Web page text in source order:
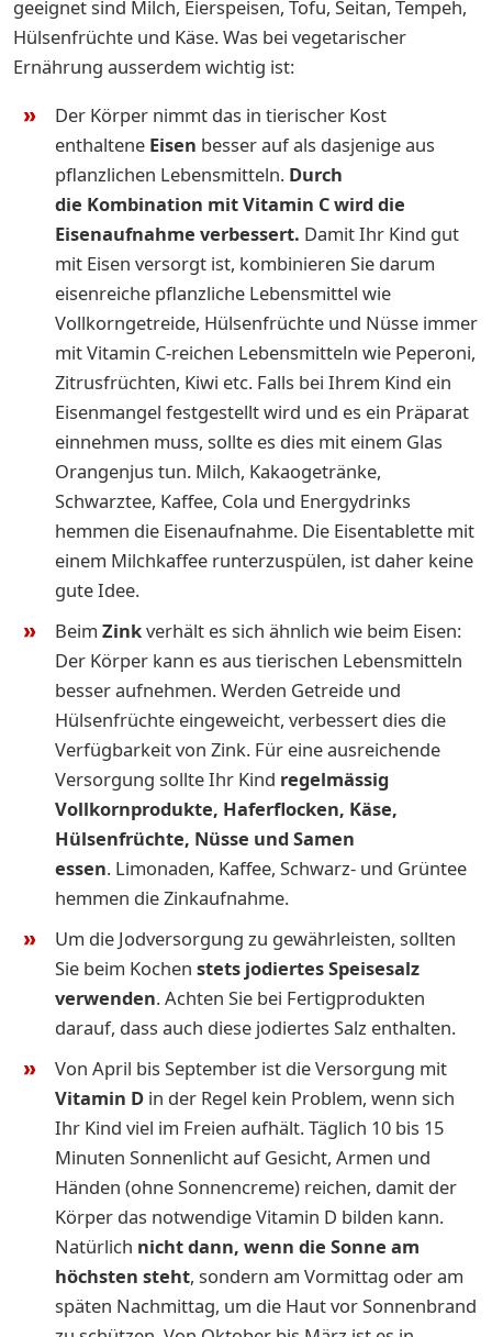
geeignet sind Milch, Eierspeisen, Tofu, Seitan, Tempeh,
Hülsenfrüchte und Käse. Was bei vegetarischer
Ernährung ausserdem wichtig ist:
Der Körper nimmt das in tierischer Kost
enthaltene Eisen besser auf als dasjenige aus
pflanzlichen Lebensmitteln. Durch
die Kombination mit Vitamin C wird die
Eisenaufnahme verbessert. Damit Ihr Kind gut
mit Eisen versorgt ist, kombinieren Sie darum
eisenreiche pflanzliche Lebensmittel wie
Vollkorngetreide, Hülsenfrüchte und Nüsse immer
mit Vitamin C-reichen Lebensmitteln wie Peperoni,
Zitrusfrüchten, Kiwi etc. Falls bei Ihrem Kind ein
Eisenmangel festgestellt wird und es ein Präparat
einnehmen muss, sollte es dies mit einem Glas
Orangenjus tun. Milch, Kakaogetränke,
Schwarztee, Kaffee, Cola und Energydrinks
hemmen die Eisenaufnahme. Die Eisentablette mit
einem Milchkaffee runterzuspülen, ist daher keine
gute Idee.
Beim Zinkverhält es sich ähnlich wie beim Eisen:
Der Körper kann es aus tierischen Lebensmitteln
besser aufnehmen. Werden Getreide und
Hülsenfrüchte eingeweicht, verbessert dies die
Verfügbarkeit von Zink. Für eine ausreichende
Versorgung sollte Ihr Kind regelmässig
Vollkornprodukte, Haferflocken, Käse,
Hülsenfrüchte, Nüsse und Samen
essen. Limonaden, Kaffee, Schwarz- und Grüntee
hemmen die Zinkaufnahme.
Um die Jodversorgung zu gewährleisten, sollten
Sie beim Kochen stets jodiertes Speisesalz
verwenden. Achten Sie bei Fertigprodukten
darauf, dass auch diese jodiertes Salz enthalten.
Von April bis September ist die Versorgung mit
Vitamin D in der Regel kein Problem, wenn sich
Ihr Kind viel im Freien aufhält. Täglich 10 bis 15
Minuten Sonnenlicht auf Gesicht, Armen und
Händen (ohne Sonnencreme) reichen, damit der
Körper das notwendige Vitamin D bilden kann.
Natürlich nicht dann, wenn die Sonne am
höchsten steht, sondern am Vormittag oder am
späten Nachmittag, um die Haut vor Sonnenbrand